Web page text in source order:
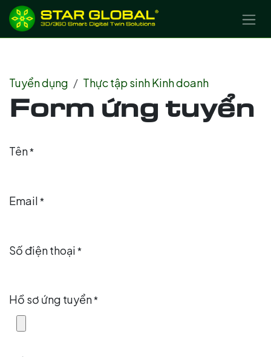
BỎ QUA ĐỂ ĐẾN NỘI DUNG
Tuyển dụng Thực tập sinh Kinh doanh
Form ứng tuyển
Tên*
Email *
Số điện thoại *
Hồ sơ ứng tuyển*